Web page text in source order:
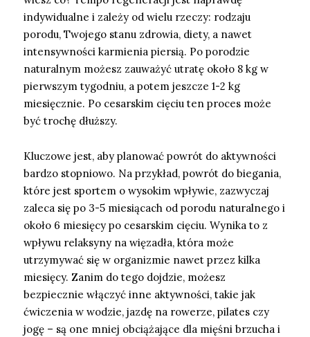
indywidualne i zależy od wielu rzeczy: rodzaju
porodu, Twojego stanu zdrowia, diety, a nawet
intensywności karmienia piersią. Po porodzie
naturalnym możesz zauważyć utratę około 8 kg w
pierwszym tygodniu, a potem jeszcze 1-2 kg
miesięcznie. Po cesarskim cięciu ten proces może
być trochę dłuższy.
Kluczowe jest, aby planować powrót do aktywności
bardzo stopniowo. Na przykład, powrót do biegania,
które jest sportem o wysokim wpływie, zazwyczaj
zaleca się po 3-5 miesiącach od porodu naturalnego i
około 6 miesięcy po cesarskim cięciu. Wynika to z
wpływu relaksyny na więzadła, która może
utrzymywać się w organizmie nawet przez kilka
miesięcy. Zanim do tego dojdzie, możesz
bezpiecznie włączyć inne aktywności, takie jak
ćwiczenia w wodzie, jazdę na rowerze, pilates czy
jogę – są one mniej obciążające dla mięśni brzucha i